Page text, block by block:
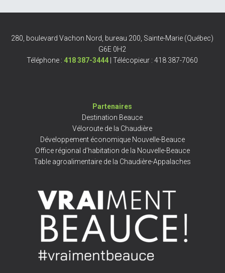
280, boulevard Vachon Nord, bureau 200, Sainte-Marie (Québec)
G6E 0H2
Téléphone : 418 387-3444 | Télécopieur : 418 387-7060
Partenaires
Destination Beauce
Véloroute de la Chaudière
Développement économique Nouvelle-Beauce
Office régional d’habitation de la Nouvelle-Beauce
Table agroalimentaire de la Chaudière-Appalaches